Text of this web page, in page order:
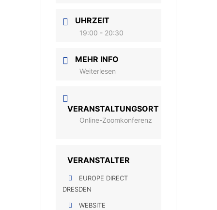
UHRZEIT
19:00 - 20:30
MEHR INFO
Weiterlesen
VERANSTALTUNGSORT
Online-Zoomkonferenz
VERANSTALTER
EUROPE DIRECT
DRESDEN
WEBSITE